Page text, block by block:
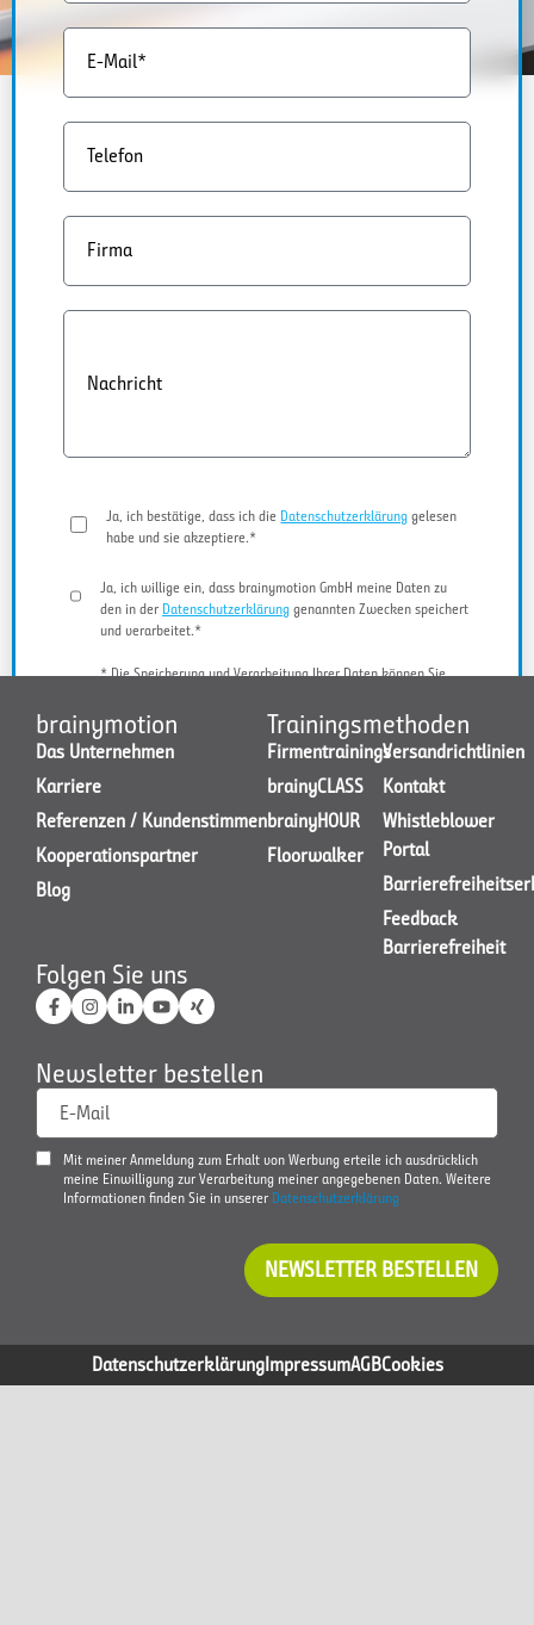
E-Mail*
Telefon
Firma
Nachricht
Ja, ich bestätige, dass ich die Datenschutzerklärung gelesen
habe und sie akzeptiere.*
Ja, ich willige ein, dass brainymotion GmbH meine Daten zu
den in der Datenschutzerklärung genannten Zwecken speichert
und verarbeitet.*
* Die Speicherung und Verarbeitung Ihrer Daten können Sie
JETZT KONTAKT AUFNEHMEN
brainymotion
Das Unternehmen
Karriere
Referenzen / Kundenstimmen
Kooperationspartner
Blog
Trainingsmethoden
Firmentrainings
brainyCLASS
brainyHOUR
Floorwalker
Versandrichtlinien
Kontakt
Whistleblower
Portal
Feedback
Barrierefreiheit
Folgen Sie uns
Newsletter bestellen
E-Mail
Mit meiner Anmeldung zum Erhalt von Werbung erteile ich ausdrücklich
meine Einwilligung zur Verarbeitung meiner angegebenen Daten. Weitere
Informationen finden Sie in unserer Datenschutzerklärung
NEWSLETTER BESTELLEN
DatenschutzerklärungImpressumAGBCookies